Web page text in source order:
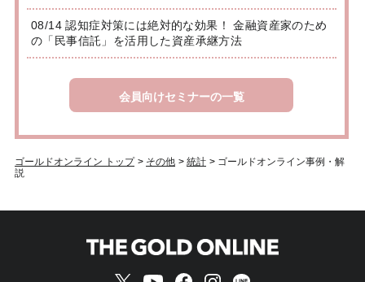
08/14 認知症対策には絶対的な効果！ 金融資産家のため
の「民事信託」を活用した資産承継方法
会員向けセミナーの一覧
ゴールドオンライン トップ > その他 > 統計 > ゴールドオンライン事例・解
説